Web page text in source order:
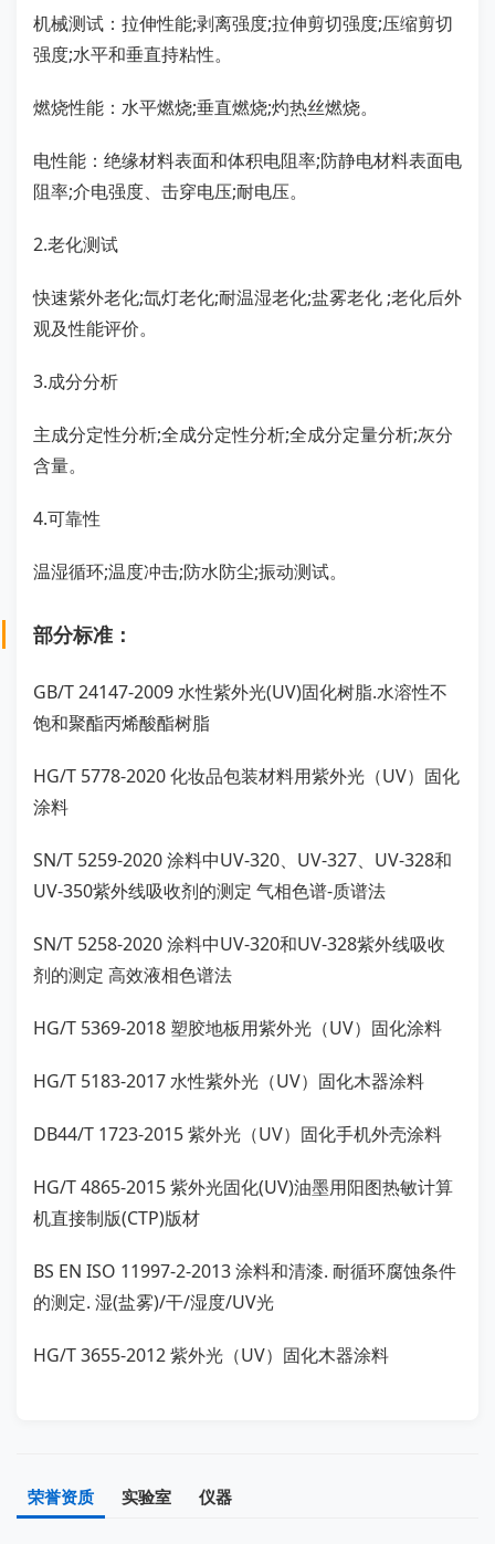
机械测试：拉伸性能;剥离强度;拉伸剪切强度;压缩剪切
强度;水平和垂直持粘性。
燃烧性能：水平燃烧;垂直燃烧;灼热丝燃烧。
电性能：绝缘材料表面和体积电阻率;防静电材料表面电
阻率;介电强度、击穿电压;耐电压。
2.老化测试
快速紫外老化;氙灯老化;耐温湿老化;盐雾老化 ;老化后外
观及性能评价。
3.成分分析
主成分定性分析;全成分定性分析;全成分定量分析;灰分
含量。
4.可靠性
温湿循环;温度冲击;防水防尘;振动测试。
部分标准：
GB/T 24147-2009 水性紫外光(UV)固化树脂.水溶性不
饱和聚酯丙烯酸酯树脂
HG/T 5778-2020 化妆品包装材料用紫外光（UV）固化
涂料
SN/T 5259-2020 涂料中UV-320、UV-327、UV-328和
UV-350紫外线吸收剂的测定 气相色谱-质谱法
SN/T 5258-2020 涂料中UV-320和UV-328紫外线吸收
剂的测定 高效液相色谱法
HG/T 5369-2018 塑胶地板用紫外光（UV）固化涂料
HG/T 5183-2017 水性紫外光（UV）固化木器涂料
DB44/T 1723-2015 紫外光（UV）固化手机外壳涂料
HG/T 4865-2015 紫外光固化(UV)油墨用阳图热敏计算
机直接制版(CTP)版材
BS EN ISO 11997-2-2013 涂料和清漆. 耐循环腐蚀条件
的测定. 湿(盐雾)/干/湿度/UV光
HG/T 3655-2012 紫外光（UV）固化木器涂料
荣誉资质 实验室 仪器